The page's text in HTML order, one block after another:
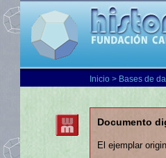
Inicio > Bases de
Documento
El ejemplar